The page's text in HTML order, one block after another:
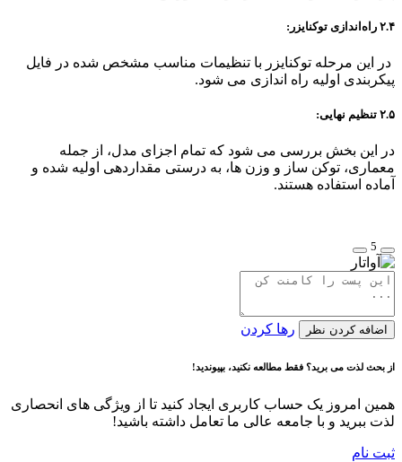
۲.۴ راه‌اندازی توکنایزر:
در این مرحله توکنایزر با تنظیمات مناسب مشخص شده در فایل
پیکربندی اولیه راه اندازی می شود.
۲.۵ تنظیم نهایی:
در این بخش بررسی می شود که تمام اجزای مدل، از جمله
معماری، توکن ساز و وزن ها، به درستی مقداردهی اولیه شده و
آماده استفاده هستند.
5
اضافه کردن نظر رها کردن
از بحث لذت می برید؟ فقط مطالعه نکنید، بپیوندید!
همین امروز یک حساب کاربری ایجاد کنید تا از ویژگی های انحصاری
لذت ببرید و با جامعه عالی ما تعامل داشته باشید!
ثبت نام